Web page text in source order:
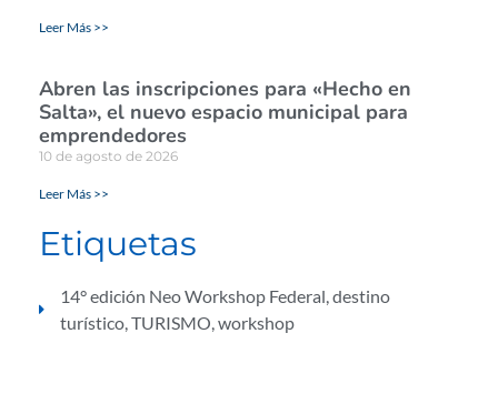
Leer Más >>
Abren las inscripciones para «Hecho en
Salta», el nuevo espacio municipal para
emprendedores
10 de agosto de 2026
Leer Más >>
Etiquetas
14° edición Neo Workshop Federal,destino
turístico,TURISMO,workshop